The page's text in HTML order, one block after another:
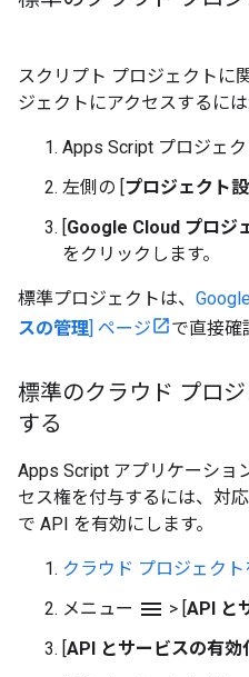
スクリプト プロジェクトに
ジェクトにアクセスするには:
Apps Script プロジェク
左側の [プロジェクト
[Google Cloud プロジ
をクリックします。
標準プロジェクトは、
スの管理] ページ で直接確
標準のクラウド プロ
する
Apps Script アプリケーショ
セス権を付与するには、対
で API を有効にします。
クラウド プロジェクト
メニュー menu > [API と
[API とサービスの有効